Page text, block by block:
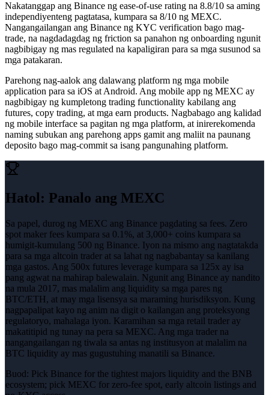
Nakatanggap ang Binance ng ease-of-use rating na 8.8/10 sa aming
independiyenteng pagtatasa, kumpara sa 8/10 ng MEXC.
Nangangailangan ang Binance ng KYC verification bago mag-
trade, na nagdadagdag ng friction sa panahon ng onboarding ngunit
nagbibigay ng mas regulated na kapaligiran para sa mga susunod sa
mga patakaran.
Parehong nag-aalok ang dalawang platform ng mga mobile
application para sa iOS at Android. Ang mobile app ng MEXC ay
nagbibigay ng kumpletong trading functionality kabilang ang
futures, copy trading, at mga earn products. Nagbabago ang kalidad
ng mobile interface sa pagitan ng mga platform, at inirerekomenda
naming subukan ang parehong apps gamit ang maliit na paunang
deposito bago mag-commit sa isang pangunahing platform.
Hatol: Panalo ang MEXC
Sa papel, durog ng MEXC ang Binance pagdating sa fees. Zero
spot maker fees kumpara sa 0.1%, at 3,000+ coins kumpara sa
humigit-kumulang 500 ng Binance. Iyon na mismo ang nagtatakda
para sa mga altcoin trader at sa lahat ng nagbabantay sa kanilang
mga gastos. Ang 500x futures leverage kumpara sa 125x ay isa
pang agwat na mahirap balewalain. Ngunit ang Binance ay nandito
na mula 2017, mas malalim ang liquidity sa mga pares ng
BTC/ETH, at may mga lisensya sa maraming hurisdiksyon. Kung
nagpapalipat kayo ng anim na digit o kailangan ang proteksyong
regulatoryo, mahalaga iyon. Karamihan sa mga retail trader ay
makatitipid ng tunay na pera sa MEXC. Ang mga trader na
nangangailangan ng tiwala sa antas ng institusyon at malalim na
BTC liquidity ay mas gugustuhing manatili sa Binance.
Buod: Pick Binance for the tightest majors liquidity and the BNB
ecosystem; pick MEXC for zero-fee spot, early altcoin listings and